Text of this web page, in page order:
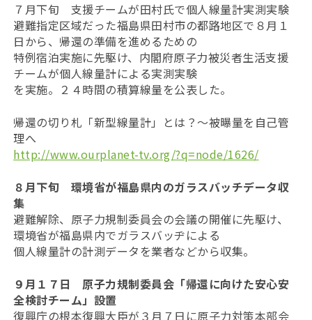
７月下旬 支援チームが田村氏で個人線量計実測実験
避難指定区域だった福島県田村市の都路地区で８月１
日から、帰還の準備を進めるための
特例宿泊実施に先駆け、内閣府原子力被災者生活支援
チームが個人線量計による実測実験
を実施。２４時間の積算線量を公表した。
帰還の切り札「新型線量計」とは？〜被曝量を自己管
理へ
http://www.ourplanet-tv.org/?q=node/1626/
８月下旬 環境省が福島県内のガラスバッチデータ収
集
避難解除、原子力規制委員会の会議の開催に先駆け、
環境省が福島県内でガラスバッヂによる
個人線量計の計測データを業者などから収集。
９月１７日 原子力規制委員会「帰還に向けた安心安
全検討チーム」設置
復興庁の根本復興大臣が３月７日に原子力対策本部会